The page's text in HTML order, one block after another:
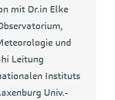
mit Dr.in Elke
und
Leitung
Instituts
Univ.-